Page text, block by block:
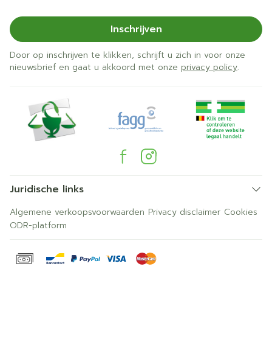
Inschrijven
Door op inschrijven te klikken, schrijft u zich in voor onze
nieuwsbrief en gaat u akkoord met onze privacy policy.
Juridische links
Algemene verkoopsvoorwaarden Privacy disclaimer Cookies
ODR-platform